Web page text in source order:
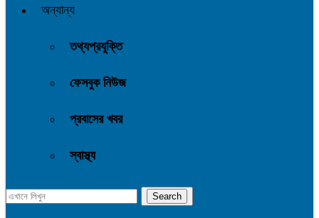
অন্যান্য
তথ্যপ্রযুক্তি
ফেসবুক নিউজ
প্রবাসের খবর
স্বাস্থ্য